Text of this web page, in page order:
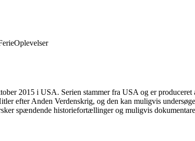
Oplevelser
2015 i USA. Serien stammer fra USA og er
efter Anden Verdenskrig, og den kan muligvis
spændende historiefortællinger og muligvis